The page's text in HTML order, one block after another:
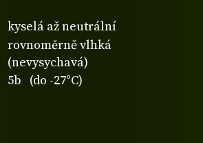
kyselá až neutrální
rovnoměrně vlhká
(nevysychavá)
5b (do -27°C)